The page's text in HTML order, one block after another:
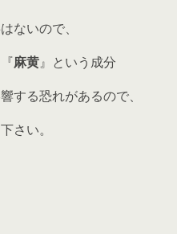
ないので、
麻黄』という成分
する恐れがあるので、
さい。